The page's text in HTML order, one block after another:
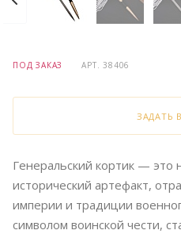
ПОД ЗАКАЗ АРТ.38406
ЗАДАТЬ
Генеральский кортик — это
исторический артефакт,
империи и традиции
символом воинской чести,